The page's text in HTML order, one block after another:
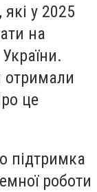
які у 2025
на
отримали
це
підтримка
роботи